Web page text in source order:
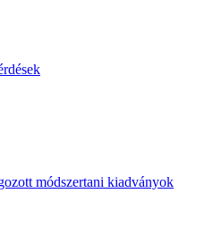
módszertani kiadványok